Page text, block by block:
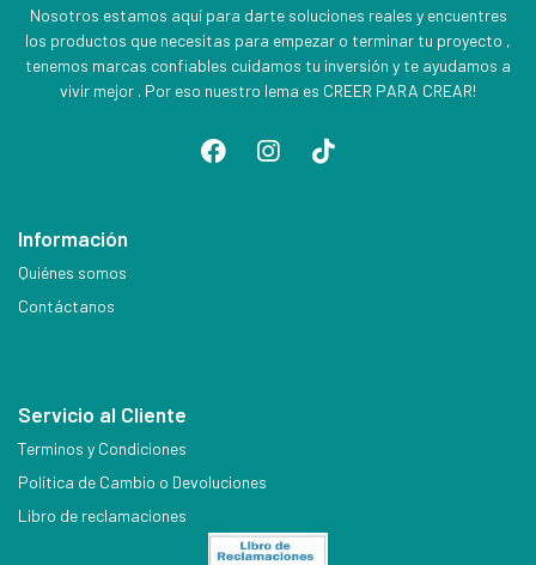
Nosotros estamos aquí para darte soluciones reales y encuentres
los productos que necesitas para empezar o terminar tu proyecto ,
tenemos marcas confiables cuidamos tu inversión y te ayudamos a
vivir mejor . Por eso nuestro lema es CREER PARA CREAR!
Información
Quiénes somos
Contáctanos
Servicio al Cliente
Terminos y Condiciones
Política de Cambio o Devoluciones
Libro de reclamaciones